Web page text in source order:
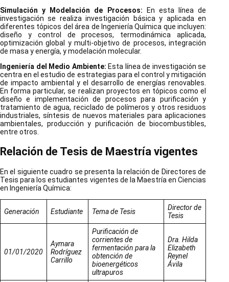
Simulación y Modelación de Procesos: En esta línea de
investigación se realiza investigación básica y aplicada en
diferentes tópicos del área de Ingeniería Química que incluyen:
diseño y control de procesos, termodinámica aplicada,
optimización global y multi-objetivo de procesos, integración
de masa y energía, y modelación molecular.
Ingeniería del Medio Ambiente: Esta línea de investigación se
centra en el estudio de estrategias para el control y mitigación
de impacto ambiental y el desarrollo de energías renovables.
En forma particular, se realizan proyectos en tópicos como el
diseño e implementación de procesos para purificación y
tratamiento de agua, reciclado de polímeros y otros residuos
industriales, síntesis de nuevos materiales para aplicaciones
ambientales, producción y purificación de biocombustibles,
entre otros.
Relación de Tesis de Maestría vigentes
En el siguiente cuadro se presenta la relación de Directores de
Tesis para los estudiantes vigentes de la Maestría en Ciencias
en Ingeniería Química:
Generación Estudiante Tema de Tesis
Director de
Tesis
01/01/2020
Aymara
Rodríguez
Carrillo
Purificación de
corrientes de
fermentación para la
obtención de
bioenergéticos
ultrapuros
Dra. Hilda
Elizabeth
Reynel
Ávila